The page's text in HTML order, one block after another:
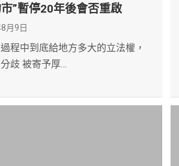
”暫停20年後會否重啟
月9日
程中到底給地方多大的立法權，
歧 被寄予厚…